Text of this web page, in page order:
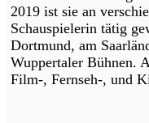
2019 ist sie an
Schauspielerin tätig
Dortmund, am
Wuppertaler Bühnen.
Film-, Fernseh-, und